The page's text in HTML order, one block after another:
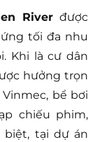
Riverđược
tối đa nhu
Khi là cư dân
hưởng trọn
bể bơi
chiếu phim,
biệt, tại dự án